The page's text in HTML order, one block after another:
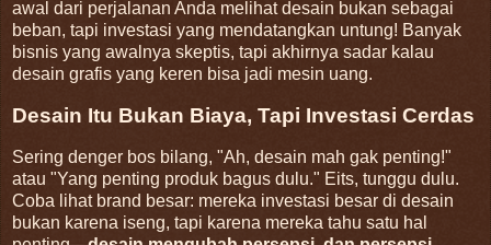
awal dari perjalanan Anda melihat desain bukan sebagai
beban, tapi investasi yang mendatangkan untung! Banyak
bisnis yang awalnya skeptis, tapi akhirnya sadar kalau
desain grafis yang keren bisa jadi mesin uang.
Desain Itu Bukan Biaya, Tapi Investasi Cerdas
Sering denger bos bilang, "Ah, desain mah gak penting!"
atau "Yang penting produk bagus dulu." Eits, tunggu dulu.
Coba lihat brand besar: mereka investasi besar di desain
bukan karena iseng, tapi karena mereka tahu satu hal